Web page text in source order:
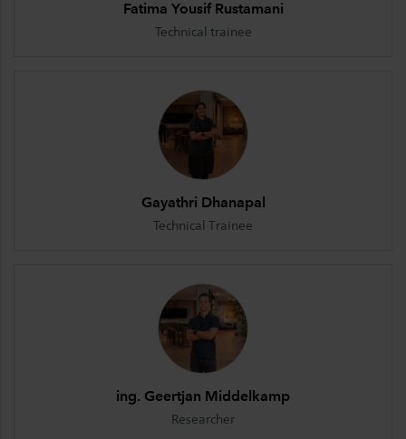
Fatima Yousif Rustamani
Technical trainee
Gayathri Dhanapal
Technical Trainee
ing. Geertjan Middelkamp
Researcher